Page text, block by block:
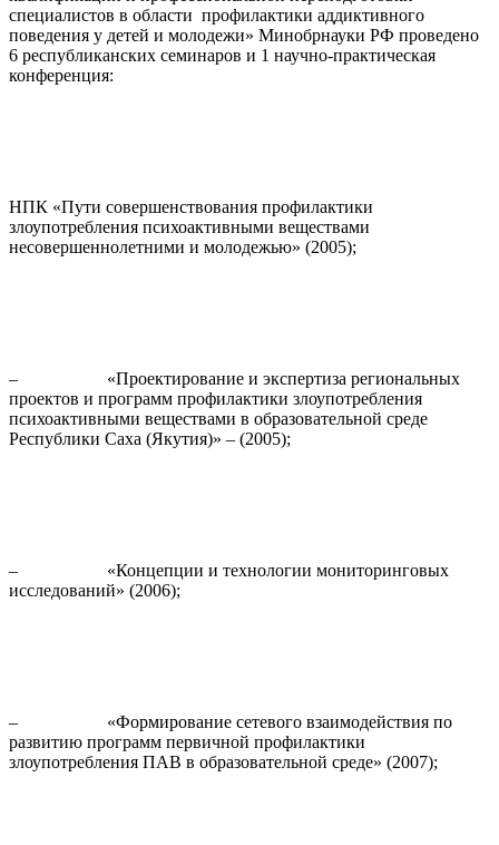
специалистов в области профилактики аддиктивного
поведения у детей и молодежи» Минобрнауки РФ проведено
6 республиканских семинаров и 1 научно-практическая
конференция:
НПК «Пути совершенствования профилактики
злоупотребления психоактивными веществами
несовершеннолетними и молодежью» (2005);
– «Проектирование и экспертиза региональных
проектов и программ профилактики злоупотребления
психоактивными веществами в образовательной среде
Республики Саха (Якутия)» – (2005);
– «Концепции и технологии мониторинговых
исследований» (2006);
– «Формирование сетевого взаимодействия по
развитию программ первичной профилактики
злоупотребления ПАВ в образовательной среде» (2007);